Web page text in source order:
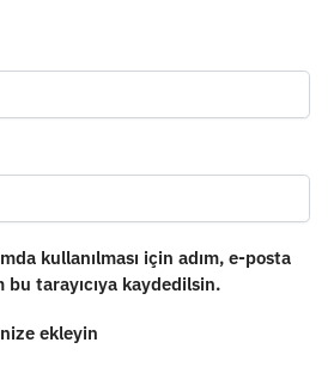
kullanılması için adım, e-posta
tarayıcıya kaydedilsin.
ekleyin